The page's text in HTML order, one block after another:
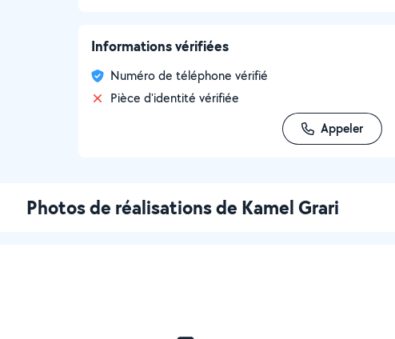
Informations vérifiées
Numéro de téléphone vérifié
Pièce d'identité vérifiée
Appeler
Photos de réalisations de Kamel Grari